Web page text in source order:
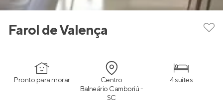
Farol de Valença
Pronto para morar Centro
Balneário Camboriú -
SC
4 suítes